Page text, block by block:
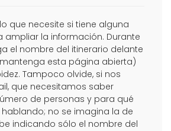
que necesite si tiene alguna
ampliar la información. Durante
el nombre del itinerario delante
esta página abierta)
Tampoco olvide, si nos
que necesitamos saber
de personas y para qué
no se imagina la de
indicando sólo el nombre del